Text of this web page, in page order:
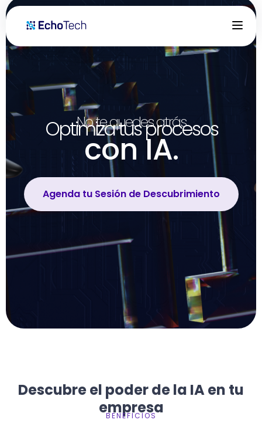
No te quedes atrás
Optimiza tus procesos
con IA.
Agenda tu Sesión de Descubrimiento
Descubre el poder de la IA en tu
empresa
BENEFICIOS